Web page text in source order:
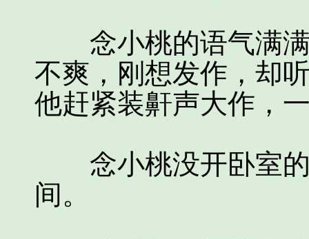
念小桃的语气满满
不爽，刚想发作，却
他赶紧装鼾声大作，
念小桃没开卧室的
间。